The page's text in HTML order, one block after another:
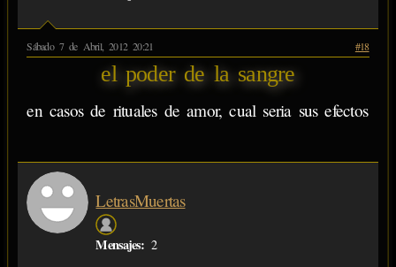
Sábado 7 de Abril, 2012 20:21 #18
el poder de la sangre
en casos de rituales de amor, cual seria sus efectos
LetrasMuertas
Mensajes: 2